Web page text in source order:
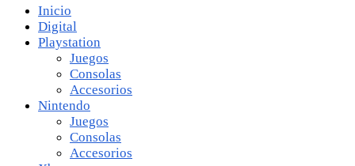
Inicio
Digital
Playstation
Juegos
Consolas
Accesorios
Nintendo
Juegos
Consolas
Accesorios